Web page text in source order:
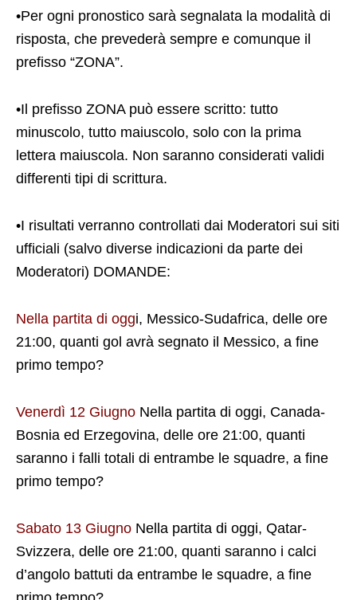
•Per ogni pronostico sarà segnalata la modalità di
risposta, che prevederà sempre e comunque il
prefisso “ZONA”.
•Il prefisso ZONA può essere scritto: tutto
minuscolo, tutto maiuscolo, solo con la prima
lettera maiuscola. Non saranno considerati validi
differenti tipi di scrittura.
•I risultati verranno controllati dai Moderatori sui siti
ufficiali (salvo diverse indicazioni da parte dei
Moderatori) DOMANDE:
Nella partita di oggi, Messico-Sudafrica, delle ore
21:00, quanti gol avrà segnato il Messico, a fine
primo tempo?
Venerdì 12 Giugno Nella partita di oggi, Canada-
Bosnia ed Erzegovina, delle ore 21:00, quanti
saranno i falli totali di entrambe le squadre, a fine
primo tempo?
Sabato 13 Giugno Nella partita di oggi, Qatar-
Svizzera, delle ore 21:00, quanti saranno i calci
d’angolo battuti da entrambe le squadre, a fine